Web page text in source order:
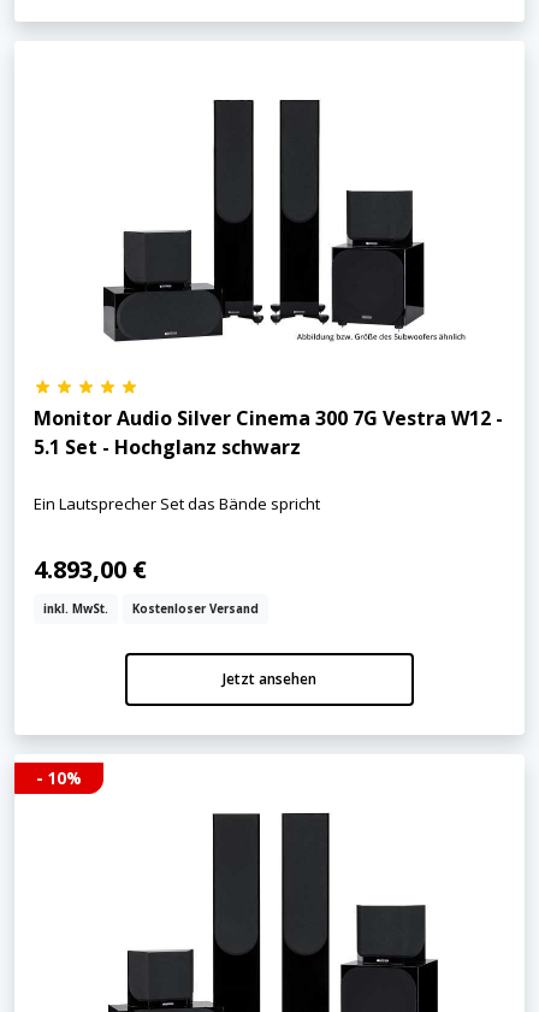
Monitor Audio Silver Cinema 300 7G Vestra W12 -
5.1 Set - Hochglanz schwarz
Ein Lautsprecher Set das Bände spricht
4.893,00 €
inkl. MwSt. Kostenloser Versand
Jetzt ansehen
- 10%